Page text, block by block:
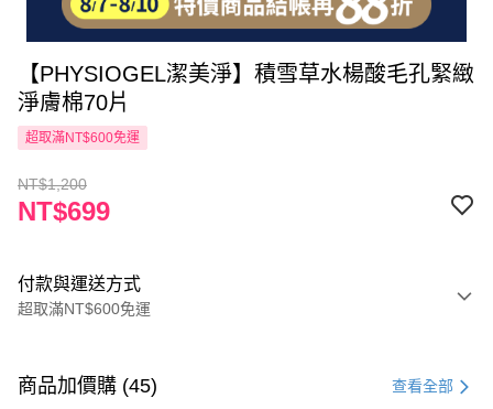
【PHYSIOGEL潔美淨】積雪草水楊酸毛孔緊緻
淨膚棉70片
超取滿NT$600免運
NT$1,200
NT$699
付款與運送方式
超取滿NT$600免運
信用卡一次付款
商品加價購 (45) 查看全部